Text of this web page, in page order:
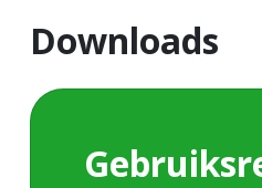
Downloads